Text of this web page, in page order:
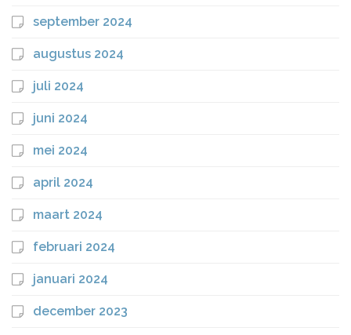
september 2024
augustus 2024
juli 2024
juni 2024
mei 2024
april 2024
maart 2024
februari 2024
januari 2024
december 2023